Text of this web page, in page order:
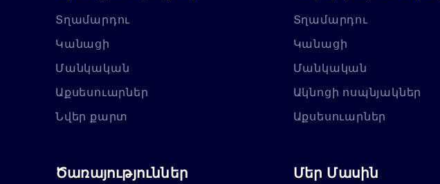
Տղամարդու
Կանացի
Մանկական
Աքսեսուարներ
Նվեր քարտ
Տղամարդու
Կանացի
Մանկական
Ակնոցի ոսպնյակներ
Աքսեսուարներ
Ծառայություններ Մեր Մասին